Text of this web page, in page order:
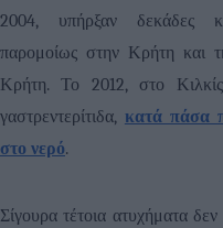
2004, υπήρξαν δεκάδες
παρομοίως στην Κρήτη και
Κρήτη. Το 2012, στο
γαστρεντερίτιδα, κατά πάσα
στο νερό.
Σίγουρα τέτοια ατυχήματα